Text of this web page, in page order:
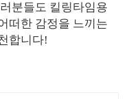
분들도 킬링타임용
떠한 감정을 느끼는
합니다!